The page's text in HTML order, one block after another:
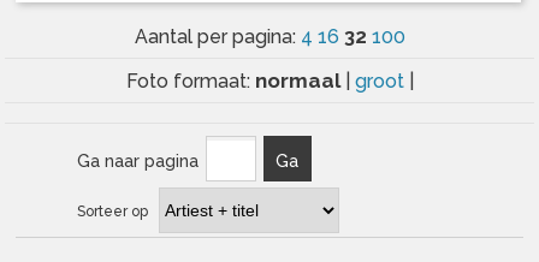
Aantal per pagina: 4 16 32 100
Foto formaat: normaal groot
Ga naar pagina Ga
Sorteer op